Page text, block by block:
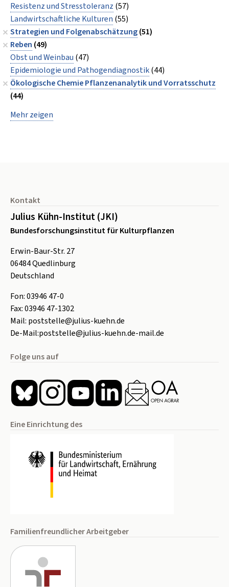
Resistenz und Stresstoleranz (57)
Landwirtschaftliche Kulturen (55)
Strategien und Folgenabschätzung(51)
Reben (49)
Obst und Weinbau (47)
Epidemiologie und Pathogendiagnostik(44)
Ökologische Chemie Pflanzenanalytik und Vorratsschutz
(44)
Mehr zeigen
Kontakt
Julius Kühn-Institut (JKI)
Bundesforschungsinstitut für Kulturpflanzen
Erwin-Baur-Str. 27
06484Quedlinburg
Deutschland
Fon:03946 47-0
Fax:03946 47-1302
Mail: poststelle@julius-kuehn.de
De-Mail:poststelle@julius-kuehn.de-mail.de
Folge uns auf
Eine Einrichtung des
Familienfreundlicher Arbeitgeber